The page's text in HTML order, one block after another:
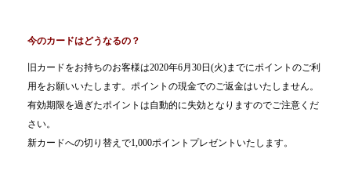
今のカードはどうなるの？
旧カードをお持ちのお客様は2020年6月30日(火)までにポイントのご利
用をお願いいたします。ポイントの現金でのご返金はいたしません。
有効期限を過ぎたポイントは自動的に失効となりますのでご注意くだ
さい。
新カードへの切り替えで1,000ポイントプレゼントいたします。